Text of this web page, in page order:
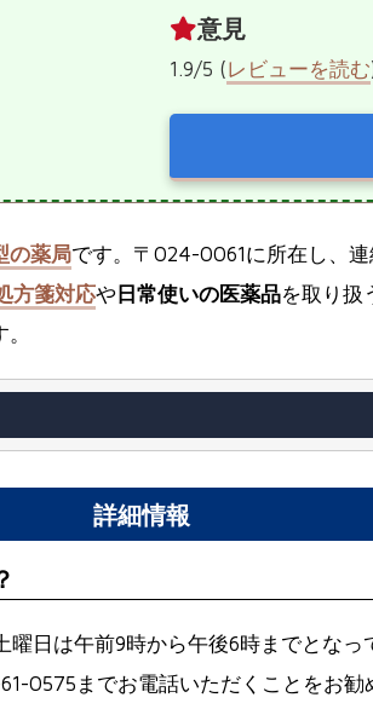
意見
1.9/5 (レビューを読む
の薬局です。〒024-0061に所在し、
方箋対応や日常使いの医薬品を取り扱
詳細情報
日は午前9時から午後6時までとな
0575までお電話いただくことをお